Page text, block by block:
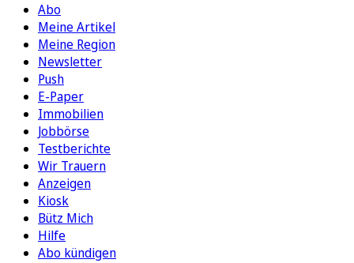
Abo
Meine Artikel
Meine Region
Newsletter
Push
E-Paper
Immobilien
Jobbörse
Testberichte
Wir Trauern
Anzeigen
Kiosk
Bütz Mich
Hilfe
Abo kündigen